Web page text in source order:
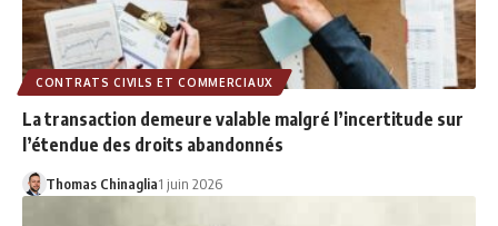
CONTRATS CIVILS ET COMMERCIAUX
La transaction demeure valable malgré l’incertitude sur
l’étendue des droits abandonnés
Thomas Chinaglia1 juin 2026